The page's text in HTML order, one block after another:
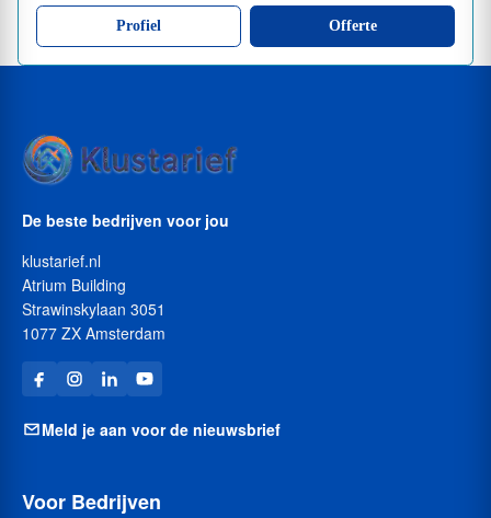
Profiel Offerte
De beste bedrijven voor jou
klustarief.nl
Atrium Building
Strawinskylaan 3051
1077 ZX Amsterdam
Meld je aan voor de nieuwsbrief
Voor Bedrijven